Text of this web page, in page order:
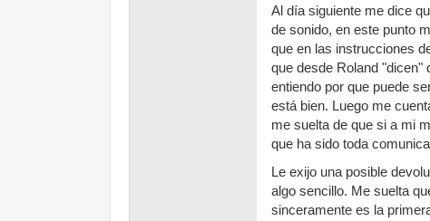
Al día siguiente me dice
de sonido, en este punto
que en las instrucciones
que desde Roland "dicen"
entiendo por que puede
está bien. Luego me
me suelta de que si a mi
que ha sido toda
Le exijo una posible
algo sencillo. Me suelta
sinceramente es la